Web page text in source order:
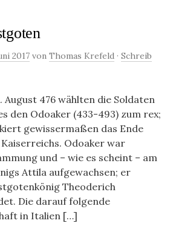
2017 von Thomas Krefeld · Schreib
August 476 wählten die Soldaten
den Odoaker (433-493) zum rex;
gewissermaßen das Ende
Odoaker war
und – wie es scheint – am
Attila aufgewachsen; er
Theoderich
Die darauf folgende
in Italien […]